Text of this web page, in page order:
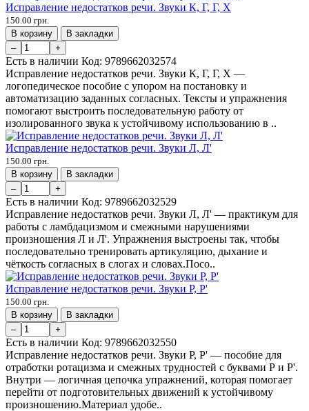
Исправление недостатков речи. Звуки К, Г, Г, Х
150.00 грн.
В корзину
В закладки
–
+
Есть в наличии Код: 9789662032574
Исправление недостатков речи. Звуки К, Г, Г, Х —
логопедическое пособие с упором на постановку и
автоматизацию заданных согласных. Тексты и упражнения
помогают выстроить последовательную работу от
изолированного звука к устойчивому использованию в ..
Исправление недостатков речи. Звуки Л, Л'
150.00 грн.
В корзину
В закладки
–
+
Есть в наличии Код: 9789662032529
Исправление недостатков речи. Звуки Л, Л' — практикум для
работы с ламбдацизмом и смежными нарушениями
произношения Л и Л'. Упражнения выстроены так, чтобы
последовательно тренировать артикуляцию, дыхание и
чёткость согласных в слогах и словах.Посо..
Исправление недостатков речи. Звуки Р, Р'
150.00 грн.
В корзину
В закладки
–
+
Есть в наличии Код: 9789662032550
Исправление недостатков речи. Звуки Р, Р' — пособие для
отработки ротацизма и смежных трудностей с буквами Р и Р'.
Внутри — логичная цепочка упражнений, которая помогает
перейти от подготовительных движений к устойчивому
произношению.Материал удобе..